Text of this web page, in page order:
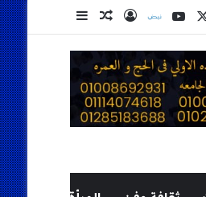
‫X
‫YouTube
نلضتسجيل الدخول
مقال عشوائي
إضافة عمود